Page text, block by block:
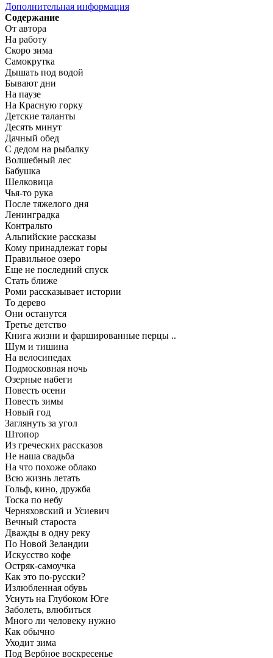
Дополнительная информация
Содержание
От автора
На работу
Скоро зима
Самокрутка
Дышать под водой
Бывают дни
На паузе
На Красную горку
Детские таланты
Десять минут
Дачный обед
С дедом на рыбалку
Волшебный лес
Бабушка
Шелковица
Чья-то рука
После тяжелого дня
Ленинградка
Контральто
Альпийские рассказы
Кому принадлежат горы
Правильное озеро
Еще не последний спуск
Стать ближе
Роми рассказывает истории
То дерево
Они останутся
Третье детство
Книга жизни и фаршированные перцы ..
Шум и тишина
На велосипедах
Подмосковная ночь
Озерные набеги
Повесть осени
Повесть зимы
Новый год
Заглянуть за угол
Штопор
Из греческих рассказов
Не наша свадьба
На что похоже облако
Всю жизнь летать
Гольф, кино, дружба
Тоска по небу
Черняховский и Усиевич
Вечный староста
Дважды в одну реку
По Новой Зеландии
Искусство кофе
Остряк-самоучка
Как это по-русски?
Излюбленная обувь
Уснуть на Глубоком Юге
Заболеть, влюбиться
Много ли человеку нужно
Как обычно
Уходит зима
Под Вербное воскресенье